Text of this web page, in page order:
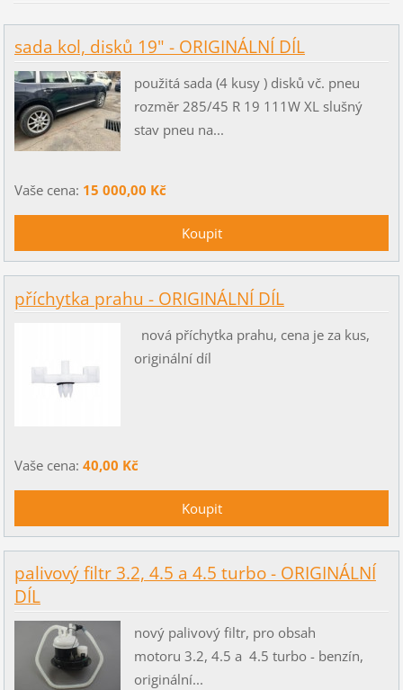
sada kol, disků 19" - ORIGINÁLNÍ DÍL
použitá sada (4 kusy ) disků vč. pneu
rozměr 285/45 R 19 111W XL slušný
stav pneu na...
Vaše cena: 15 000,00 Kč
příchytka prahu - ORIGINÁLNÍ DÍL
nová příchytka prahu, cena je za kus,
originální díl
Vaše cena: 40,00 Kč
palivový filtr 3.2, 4.5 a 4.5 turbo - ORIGINÁLNÍ
DÍL
nový palivový filtr, pro obsah
motoru 3.2, 4.5 a 4.5 turbo - benzín,
originální...